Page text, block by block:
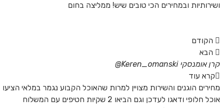
ושירותיות ובמחירים הכי טובים שיש! ממליצה בחום
הקודם
הבא
קרן אומנסקי Keren_omanski@
קרא עוד
מחירים הוגנים והשירות מצויין למרות שהאוכל הקבוע נגמר במלאי הציעו
אוכל חלופי ודאגו לעדכן וגם הביאו 2 שקיות חטיפים עם המשלוח